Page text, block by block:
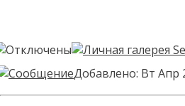
Добавлено: Вт Апр